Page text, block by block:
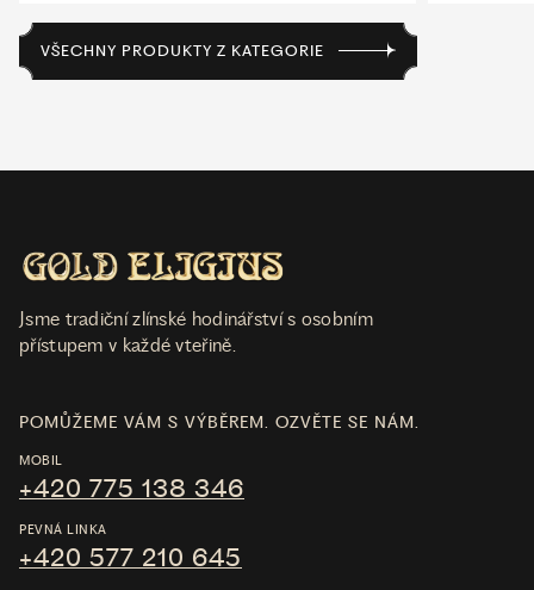
VŠECHNY PRODUKTY Z KATEGORIE
Jsme tradiční zlínské hodinářství s osobním
přístupem v každé vteřině.
POMŮŽEME VÁM S VÝBĚREM. OZVĚTE SE NÁM.
MOBIL
+420 775 138 346
PEVNÁ LINKA
+420 577 210 645